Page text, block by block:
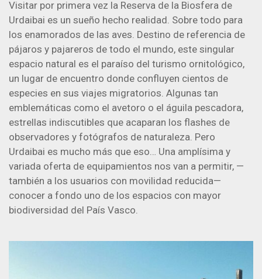
Visitar por primera vez la Reserva de la Biosfera de
Urdaibai es un sueño hecho realidad. Sobre todo para
los enamorados de las aves. Destino de referencia de
pájaros y pajareros de todo el mundo, este singular
espacio natural es el paraíso del turismo ornitológico,
un lugar de encuentro donde confluyen cientos de
especies en sus viajes migratorios. Algunas tan
emblemáticas como el avetoro o el águila pescadora,
estrellas indiscutibles que acaparan los flashes de
observadores y fotógrafos de naturaleza. Pero
Urdaibai es mucho más que eso… Una amplísima y
variada oferta de equipamientos nos van a permitir, —
también a los usuarios con movilidad reducida—
conocer a fondo uno de los espacios con mayor
biodiversidad del País Vasco.